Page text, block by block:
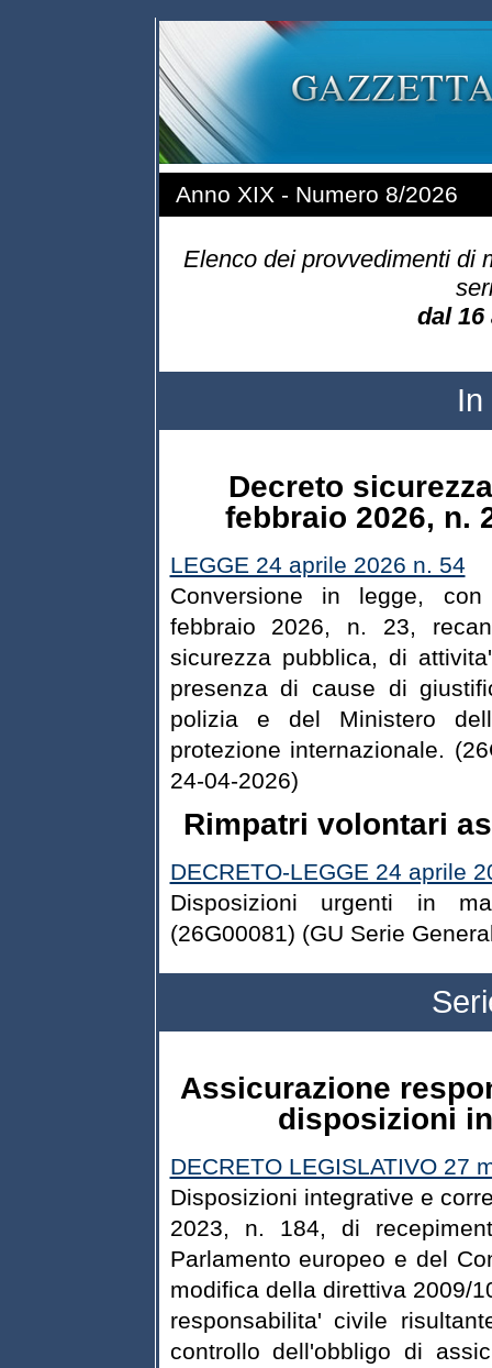
Anno XIX - Numero 8/2026
Elenco dei provvedimenti di
dal 16
In
Decreto
febbraio 2026, n.
LEGGE 24 aprile 2026 n. 54
Conversione in legge,
febbraio 2026, n. 23,
sicurezza pubblica, di
presenza di cause di
polizia e del Ministero
protezione internazionale.
24-04-2026)
Rimpatri volontari
DECRETO-LEGGE 24 aprile
Disposizioni urgenti in
(26G00081) (GU Serie
Assicurazione
disposizioni
DECRETO LEGISLATIVO 27
Disposizioni integrative e
2023, n. 184, di
Parlamento europeo e del
modifica della direttiva 2009/
responsabilita' civile
controllo dell'obbligo di